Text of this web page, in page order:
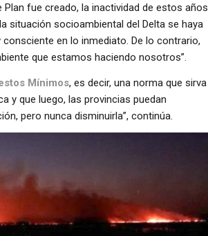
fue creado, la inactividad de estos años
situación socioambiental del Delta se haya
en lo inmediato. De lo contrario,
que estamos haciendo nosotros”.
Mínimos, es decir, una norma que sirva
y que luego, las provincias puedan
pero nunca disminuirla”, continúa.